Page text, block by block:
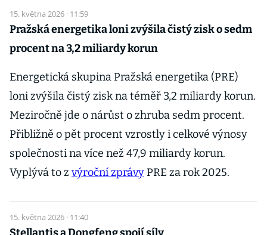
15. května 2026 · 11:59
Pražská energetika loni zvýšila čistý zisk o sedm
procent na 3,2 miliardy korun
Energetická skupina Pražská energetika (PRE)
loni zvýšila čistý zisk na téměř 3,2 miliardy korun.
Meziročně jde o nárůst o zhruba sedm procent.
Přibližně o pět procent vzrostly i celkové výnosy
společnosti na více než 47,9 miliardy korun.
Vyplývá to z výroční zprávyPRE za rok 2025.
15. května 2026 · 11:40